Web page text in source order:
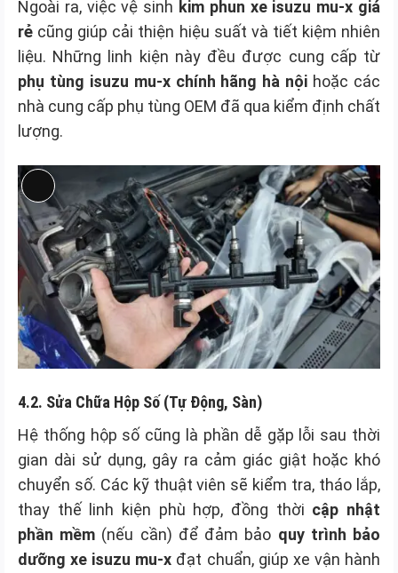
Ngoài ra, việc vệ sinh kim phun xe isuzu mu-x giá
rẻ cũng giúp cải thiện hiệu suất và tiết kiệm nhiên
liệu. Những linh kiện này đều được cung cấp từ
phụ tùng isuzu mu-x chính hãng hà nội hoặc các
nhà cung cấp phụ tùng OEM đã qua kiểm định chất
lượng.
Long
Mô
tả
sản
phẩm
4.2. Sửa Chữa Hộp Số (Tự Động, Sàn)
Hệ thống hộp số cũng là phần dễ gặp lỗi sau thời
gian dài sử dụng, gây ra cảm giác giật hoặc khó
chuyển số. Các kỹ thuật viên sẽ kiểm tra, tháo lắp,
thay thế linh kiện phù hợp, đồng thời cập nhật
phần mềm (nếu cần) để đảm bảo quy trình bảo
dưỡng xe isuzu mu-x đạt chuẩn, giúp xe vận hành